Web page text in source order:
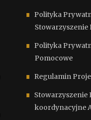
Polityka
Stowarzyszenie
Polityka
Pomocowe
Regulamin
Stowarzyszenie
koordynacyjne